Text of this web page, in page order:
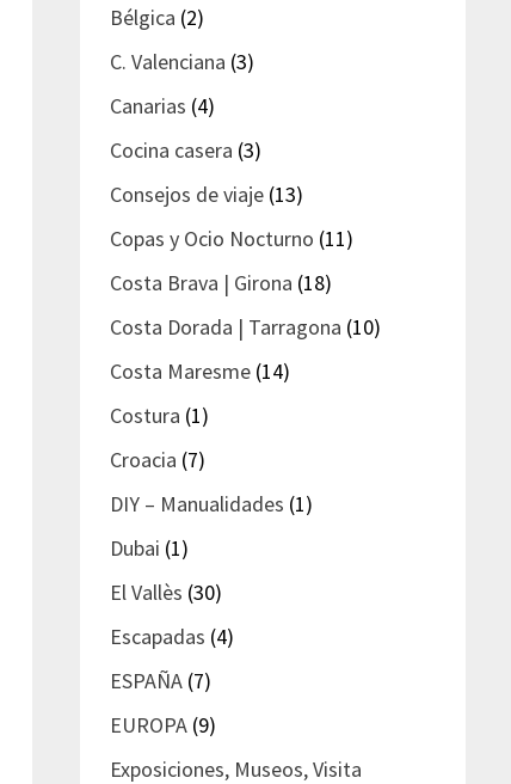
Bélgica (2)
C. Valenciana (3)
Canarias (4)
Cocina casera (3)
Consejos de viaje (13)
Copas y Ocio Nocturno (11)
Costa Brava | Girona (18)
Costa Dorada | Tarragona (10)
Costa Maresme (14)
Costura (1)
Croacia (7)
DIY – Manualidades (1)
Dubai (1)
El Vallès (30)
Escapadas (4)
ESPAÑA (7)
EUROPA (9)
Exposiciones, Museos, Visita